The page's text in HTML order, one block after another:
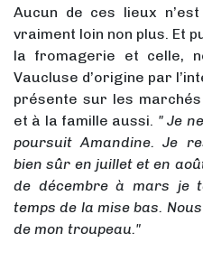
Aucun de ces lieux
vraiment loin non plus. Et
la fromagerie et celle,
Vaucluse d’origine par
présente sur les
et à la famille aussi. " Je
poursuit Amandine. Je
bien sûr en juillet et en
de décembre à mars je
temps de la mise bas.
de mon troupeau."